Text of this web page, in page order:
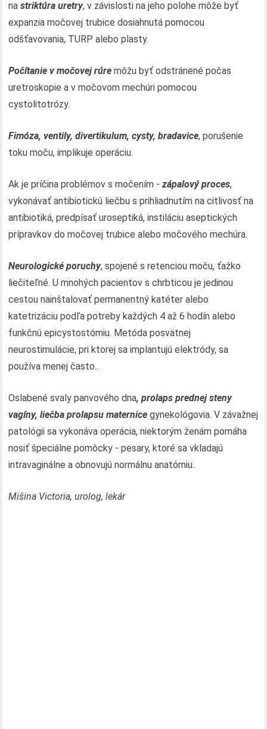
nastriktúra uretry, v závislosti na jeho polohe môže byť
expanzia močovej trubice dosiahnutá pomocou
odšťavovania, TURP alebo plasty.
Počítanie v močovej rúre môžu byť odstránené počas
uretroskopie a v močovom mechúri pomocou
cystolitotrózy.
Fimóza, ventily, divertikulum, cysty, bradavice, porušenie
toku moču, implikuje operáciu.
Ak je príčina problémov s močením -zápalový proces,
vykonávať antibiotickú liečbu s prihliadnutím na citlivosť na
antibiotiká, predpísať uroseptiká, instiláciu aseptických
prípravkov do močovej trubice alebo močového mechúra.
Neurologické poruchy, spojené s retenciou moču, ťažko
liečiteľné. U mnohých pacientov s chrbticou je jedinou
cestou nainštalovať permanentný katéter alebo
katetrizáciu podľa potreby každých 4 až 6 hodín alebo
funkčnú epicystostómiu. Metóda posvätnej
neurostimulácie, pri ktorej sa implantujú elektródy, sa
používa menej často..
Oslabené svaly panvového dna, prolaps prednej steny
vagíny, liečba prolapsu maternice gynekológovia. V závažnej
patológii sa vykonáva operácia, niektorým ženám pomáha
nosiť špeciálne pomôcky - pesary, ktoré sa vkladajú
intravaginálne a obnovujú normálnu anatómiu..
Mišina Victoria, urolog, lekár